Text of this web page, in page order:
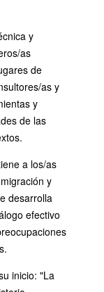
y
as
de
as y
y
de las
a los/as
y
desarrolla
efectivo
inicio: "La